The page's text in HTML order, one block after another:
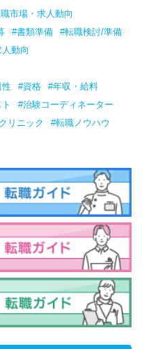
市場・求人動向
#書類準備
#転職検討/準備
動向
性 #資格
#年収・給料
#治験コーディネーター
リニック
#転職ノウハウ